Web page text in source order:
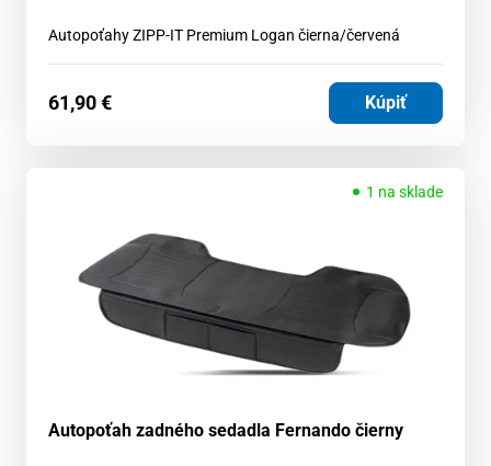
Autopoťahy ZIPP-IT Premium Logan čierna/červená
61,90€ Kúpiť
1 na sklade
Autopoťah zadného sedadla Fernando čierny